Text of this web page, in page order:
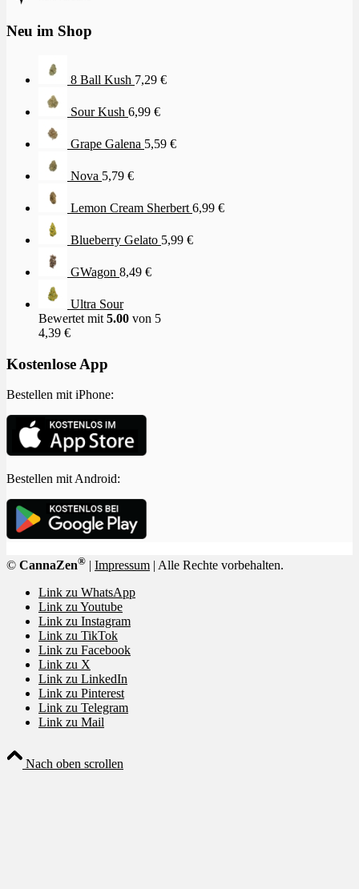
Neu im Shop
8 Ball Kush 7,29 €
Sour Kush 6,99 €
Grape Galena 5,59 €
Nova 5,79 €
Lemon Cream Sherbert 6,99 €
Blueberry Gelato 5,99 €
GWagon 8,49 €
Ultra Sour
Bewertet mit 5.00 von 5
4,39 €
Kostenlose App
Bestellen mit iPhone:
Bestellen mit Android:
© CannaZen® | Impressum | Alle Rechte vorbehalten.
Link zu WhatsApp
Link zu Youtube
Link zu Instagram
Link zu TikTok
Link zu Facebook
Link zu X
Link zu LinkedIn
Link zu Pinterest
Link zu Telegram
Link zu Mail
Nach oben scrollen